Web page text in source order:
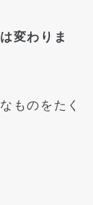
変わりま
ものをたく